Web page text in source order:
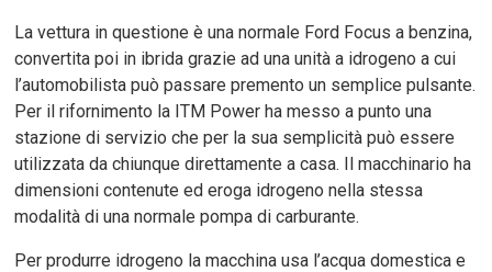
La vettura in questione è una normale Ford Focus a benzina,
convertita poi in ibrida grazie ad una unità a idrogeno a cui
l’automobilista può passare premento un semplice pulsante.
Per il rifornimento la ITM Power ha messo a punto una
stazione di servizio che per la sua semplicità può essere
utilizzata da chiunque direttamente a casa. Il macchinario ha
dimensioni contenute ed eroga idrogeno nella stessa
modalità di una normale pompa di carburante.
Per produrre idrogeno la macchina usa l’acqua domestica e